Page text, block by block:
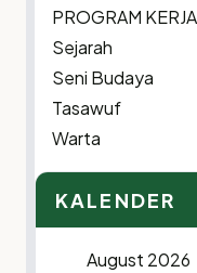
PROGRAM
Sejarah
Seni Budaya
Tasawuf
Warta
KALENDER
August 2026